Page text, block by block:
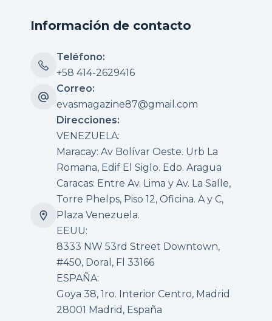
Información de contacto
Teléfono:
+58 414-2629416
Correo:
evasmagazine87@gmail.com
Direcciones:
VENEZUELA:
Maracay: Av Bolívar Oeste. Urb La
Romana, Edif El Siglo. Edo. Aragua
Caracas: Entre Av. Lima y Av. La Salle,
Torre Phelps, Piso 12, Oficina. A y C,
Plaza Venezuela.
EEUU:
8333 NW 53rd Street Downtown,
#450, Doral, Fl 33166
ESPAÑA:
Goya 38, 1ro. Interior Centro, Madrid
28001 Madrid, España